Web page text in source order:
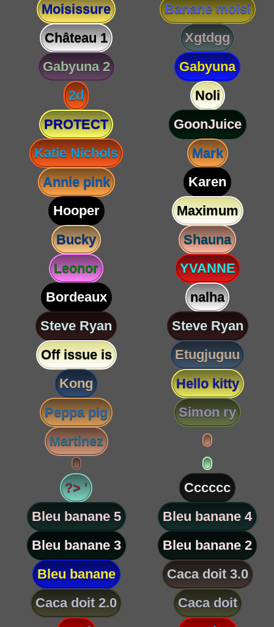
Moisissure
Banane moisi
Château 1
Xgtdgg
Gabyuna 2
Gabyuna
2d
Noli
PROTECT
GoonJuice
Katie Nichols
Mark
Annie pink
Karen
Hooper
Maximum
Bucky
Shauna
Leonor
YVANNE
Bordeaux
nalha
Steve Ryan
Steve Ryan
Off issue is
Etugjuguu
Kong
Hello kitty
Peppa pig
Simon ry
Martinez
?> '
Cccccc
Bleu banane 5
Bleu banane 4
Bleu banane 3
Bleu banane 2
Bleu banane
Caca doit 3.0
Caca doit 2.0
Caca doit